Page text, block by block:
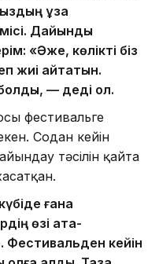
ұзақ
Дайындық
«Әже, көлікті біз
жиі айтатын.
— деді ол.
фестивальге
Содан кейін
тәсілін қайта
ғана
өзі ата-
Фестивальден кейін